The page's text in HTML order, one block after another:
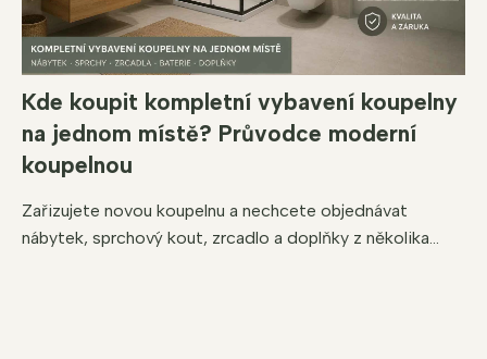
Kde koupit kompletní vybavení koupelny
na jednom místě? Průvodce moderní
koupelnou
Zařizujete novou koupelnu a nechcete objednávat
nábytek, sprchový kout, zrcadlo a doplňky z několika...